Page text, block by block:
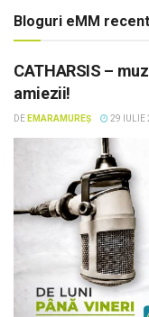
Bloguri eMM
CATHARSIS –
amiezii!
DE EMARAMUREȘ 29 IULIE